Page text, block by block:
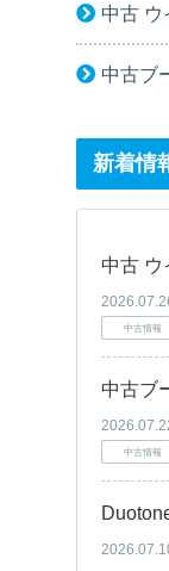
中古
中古ブ
新着情
中古
中古情報
中古ブ
中古情報